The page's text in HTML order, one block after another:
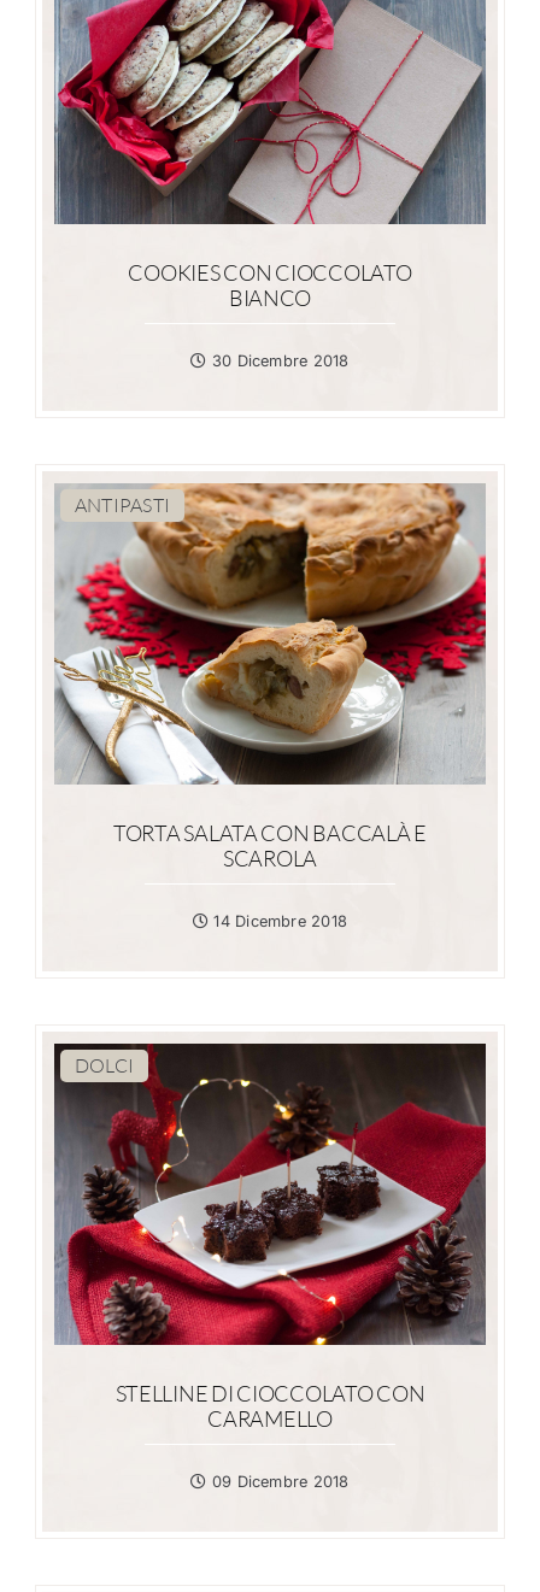
COOKIES CON CIOCCOLATO
BIANCO
30 Dicembre 2018
ANTIPASTI
TORTA SALATA CON BACCALÀ E
SCAROLA
14 Dicembre 2018
DOLCI
STELLINE DI CIOCCOLATO CON
CARAMELLO
09 Dicembre 2018